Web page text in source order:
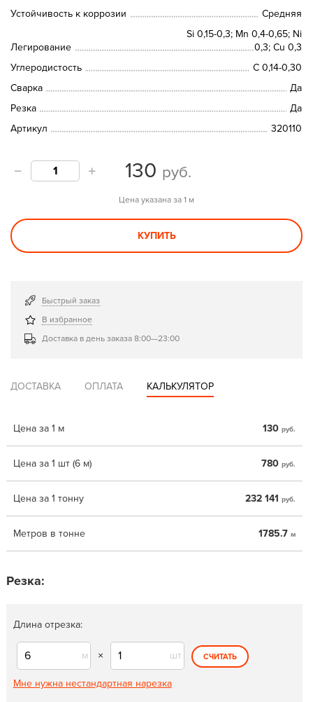
Устойчивость к коррозии
Средняя
Легирование
Si 0,15-0,3; Mn 0,4-0,65; Ni
0,3; Cu 0,3
Углеродистость
C 0,14-0,30
Сварка
Да
Резка
Да
Артикул
320110
130 руб.
Цена указана за 1 м
КУПИТЬ
Быстрый заказ
В избранное
Доставка в день заказа 8:00—23:00
ДОСТАВКА ОПЛАТА КАЛЬКУЛЯТОР
Цена за 1 м 130 руб.
Цена за 1 шт (6 м) 780 руб.
Цена за 1 тонну 232 141 руб.
Метров в тонне 1785.7 м
Резка:
Длина отрезка:
м × шт СЧИТАТЬ
Мне нужна нестандартная нарезка